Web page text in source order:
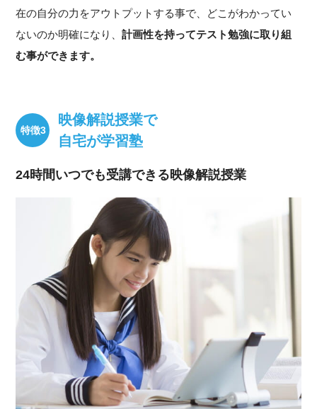
在の自分の力をアウトプットする事で、どこがわかってい
ないのか明確になり、計画性を持ってテスト勉強に取り組
む事ができます。
映像解説授業で
自宅が学習塾
24時間いつでも受講できる映像解説授業